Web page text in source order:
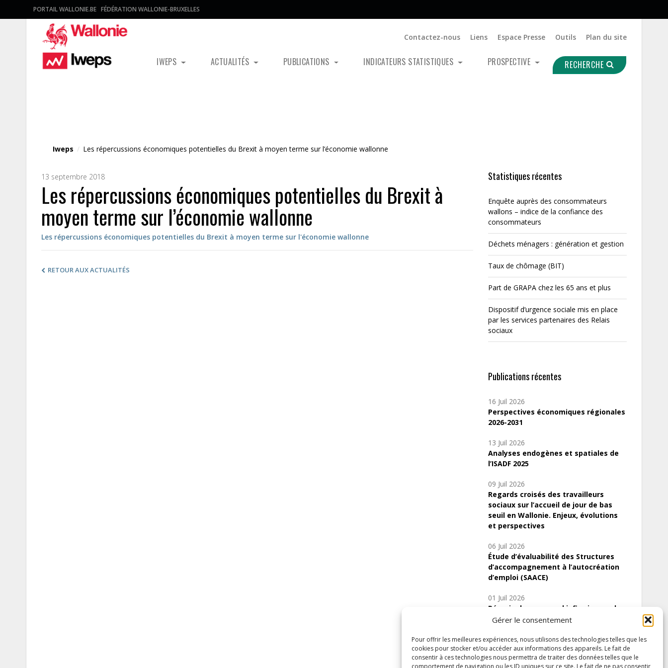
Gérer le consentement
Pour offrir les meilleures expériences, nous utilisons des technologies telles que les
cookies pour stocker et/ou accéder aux informations des appareils. Le fait de
consentir à ces technologies nous permettra de traiter des données telles que le
comportement de navigation ou les ID uniques sur ce site. Le fait de ne pas consentir
PORTAIL WALLONIE.BE FÉDÉRATION WALLONIE-BRUXELLES
Contactez-nous Liens Espace Presse Outils Plan du site
IWEPS ACTUALITÉS PUBLICATIONS INDICATEURS STATISTIQUES PROSPECTIVE RECHERCHE
Iweps / Les répercussions économiques potentielles du Brexit à moyen terme sur l’économie wallonne
13 septembre 2018
Les répercussions économiques potentielles du Brexit à
moyen terme sur l’économie wallonne
Les répercussions économiques potentielles du Brexit à moyen terme sur l'économie wallonne
RETOUR AUX ACTUALITÉS
Statistiques récentes
Enquête auprès des consommateurs
wallons – indice de la confiance des
consommateurs
Déchets ménagers : génération et gestion
Taux de chômage (BIT)
Part de GRAPA chez les 65 ans et plus
Dispositif d’urgence sociale mis en place
par les services partenaires des Relais
sociaux
Publications récentes
16 Juil 2026
Perspectives économiques régionales
2026-2031
13 Juil 2026
Analyses endogènes et spatiales de
l’ISADF 2025
09 Juil 2026
Regards croisés des travailleurs
sociaux sur l’accueil de jour de bas
seuil en Wallonie. Enjeux, évolutions
et perspectives
06 Juil 2026
Étude d’évaluabilité des Structures
d’accompagnement à l’autocréation
d’emploi (SAACE)
01 Juil 2026
Pénurie du personnel infirmier :quels
indicateurs d’offre de soins pour